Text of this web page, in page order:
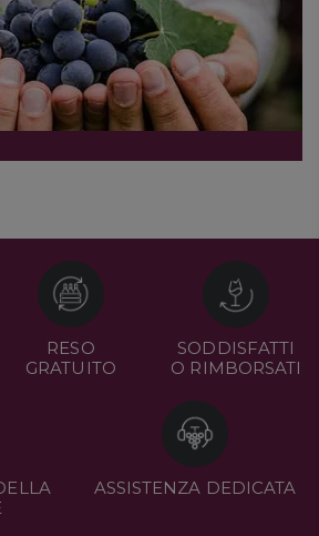
RESO
GRATUITO
SODDISFATTI
O RIMBORSATI
ASSISTENZA DEDICATA